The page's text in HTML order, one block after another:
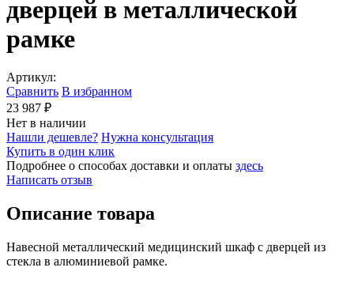
дверцей в металлической
рамке
Артикул:
Сравнить В избранном
23 987 ₽
Нет в наличии
Нашли дешевле? Нужна консультация
Купить в один клик
Подробнее о способах доставки и оплаты здесь
Написать отзыв
Описание товара
Навесной металлический медицинский шкаф с дверцей из
стекла в алюминиевой рамке.